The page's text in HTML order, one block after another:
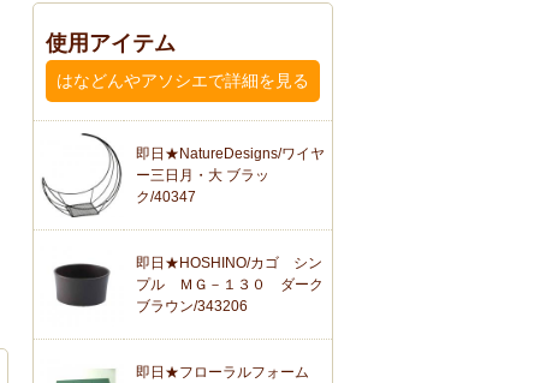
使用アイテム
はなどんやアソシエで詳細を見る
即日★NatureDesigns/ワイヤ
ー三日月・大 ブラッ
ク/40347
即日★HOSHINO/カゴ シン
プル ＭＧ－１３０ ダーク
ブラウン/343206
即日★フローラルフォーム